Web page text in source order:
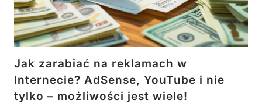
Jak zarabiać na reklamach w
Internecie? AdSense, YouTube i nie
tylko – możliwości jest wiele!